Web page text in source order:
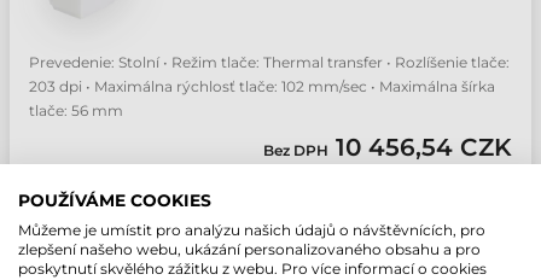
Prevedenie: Stolní • Režim tlače: Thermal transfer • Rozlíšenie tlače:
203 dpi • Maximálna rýchlosť tlače: 102 mm/sec • Maximálna šírka
tlače: 56 mm
Bez DPH 10 456,54 CZK
ks
POUŽÍVÁME COOKIES
Můžeme je umístit pro analýzu našich údajů o návštěvnících, pro
zlepšení našeho webu, ukázání personalizovaného obsahu a pro
poskytnutí skvělého zážitku z webu. Pro více informací o cookies